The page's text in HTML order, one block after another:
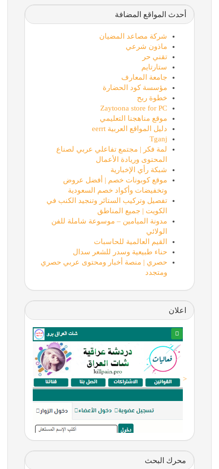
أحدث المواقع المضافة
شركة مصاعد المضيان
ماذون شرعي
تقني حر
ستارتايم
جامعة المعارف
مؤسسة كود الحضارة
خطوة ربح
Zaytoona store for PC
موقع مناهجنا التعليمي
دليل المواقع العربية eerrt
Tganj
لمة فكر | مجتمع تفاعلي عربي لصناع
المحتوى وريادة الأعمال
شبكة رأي الإخبارية
موقع كوبونات خصم | أفضل عروض
وتخفيضات وأكواد خصم السعودية
تفصيل وتركيب الستائر وتنجيد الكنب في
الكويت | جميع المناطق
مدونة الميامين – موسوعة شاملة للفن
الولائي
القيم العالمية للحاسبات
حناء طبيعية وسدر للشعر سدال
حصري | منصة أخبار ومحتوى عربي حصري
ومتجدد
اعلان
<
محرك البحث